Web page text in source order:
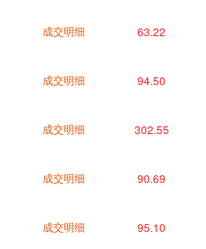
成交明细 63.22
成交明细 94.50
成交明细 302.55
成交明细 90.69
成交明细 95.10